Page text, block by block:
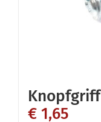
Knopfgriff
€ 1,65